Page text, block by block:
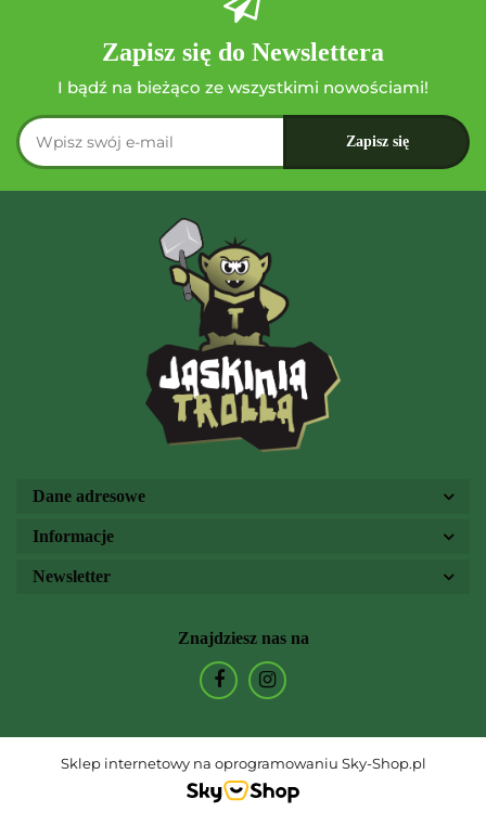
Zapisz się do Newslettera
I bądź na bieżąco ze wszystkimi nowościami!
Dane adresowe
Informacje
Newsletter
Znajdziesz nas na
Sklep internetowy na oprogramowaniu Sky-Shop.pl